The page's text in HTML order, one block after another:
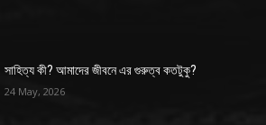
সাহিত্য কী? আমাদের জীবনে এর গুরুত্ব কতটুকু?
24 May, 2026